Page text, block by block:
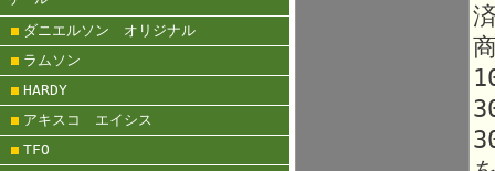
ダニエルソン オリジナル
ラムソン
HARDY
アキスコ エイシス
TFO